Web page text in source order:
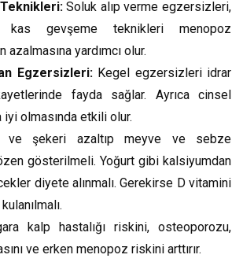
Soluk alıp verme egzersizleri,
gevşeme teknikleri menopoz
yardımcı olur.
Egzersizleri:Kegel egzersizleri idrar
fayda sağlar. Ayrıca cinsel
iyi olmasında etkili olur.
ve şekeri azaltıp meyve ve sebze
gösterilmeli. Yoğurt gibi kalsiyumdan
diyete alınmalı. Gerekirse D vitamini
kalp hastalığı riskini, osteoporozu,
ve erken menopoz riskini arttırır.